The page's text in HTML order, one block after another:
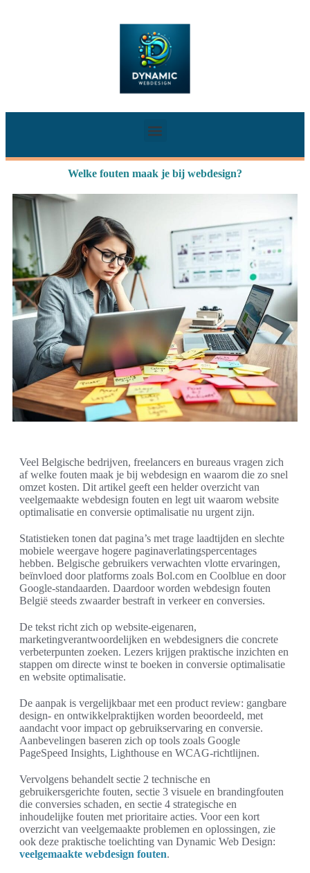
Welke fouten maak je bij webdesign?
Veel Belgische bedrijven, freelancers en bureaus vragen zich
af welke fouten maak je bij webdesign en waarom die zo snel
omzet kosten. Dit artikel geeft een helder overzicht van
veelgemaakte webdesign fouten en legt uit waarom website
optimalisatie en conversie optimalisatie nu urgent zijn.
Statistieken tonen dat pagina’s met trage laadtijden en slechte
mobiele weergave hogere paginaverlatingspercentages
hebben. Belgische gebruikers verwachten vlotte ervaringen,
beïnvloed door platforms zoals Bol.com en Coolblue en door
Google-standaarden. Daardoor worden webdesign fouten
België steeds zwaarder bestraft in verkeer en conversies.
De tekst richt zich op website-eigenaren,
marketingverantwoordelijken en webdesigners die concrete
verbeterpunten zoeken. Lezers krijgen praktische inzichten en
stappen om directe winst te boeken in conversie optimalisatie
en website optimalisatie.
De aanpak is vergelijkbaar met een product review: gangbare
design- en ontwikkelpraktijken worden beoordeeld, met
aandacht voor impact op gebruikservaring en conversie.
Aanbevelingen baseren zich op tools zoals Google
PageSpeed Insights, Lighthouse en WCAG-richtlijnen.
Vervolgens behandelt sectie 2 technische en
gebruikersgerichte fouten, sectie 3 visuele en brandingfouten
die conversies schaden, en sectie 4 strategische en
inhoudelijke fouten met prioritaire acties. Voor een kort
overzicht van veelgemaakte problemen en oplossingen, zie
ook deze praktische toelichting van Dynamic Web Design:
veelgemaakte webdesign fouten.